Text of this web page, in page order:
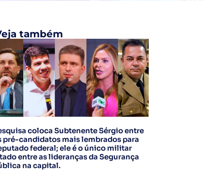
também
coloca Subtenente Sérgio entre
pré-candidatos mais lembrados para
federal; ele é o único militar
entre as lideranças da Segurança
na capital.